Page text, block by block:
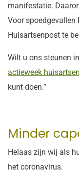
manifestatie.
Voor
Huisartsenpost te
Wilt u ons steunen
actieweek
kunt doen.”
Minder
Helaas zijn wij als
het coronavirus.